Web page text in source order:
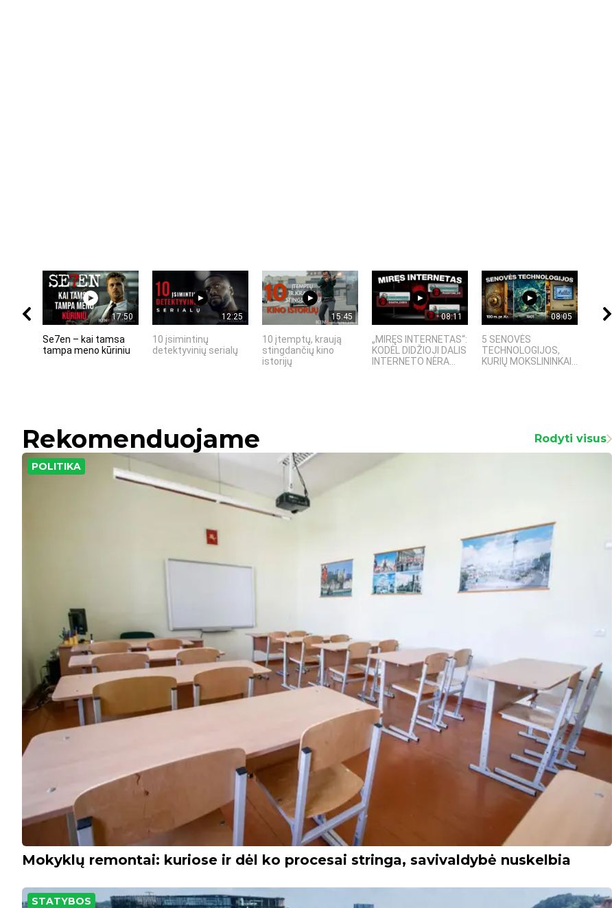
17:50
Se7en – kai tamsa
tampa meno kūriniu
12:25
10 įsimintinų
detektyvinių serialų
15:45
10 įtemptų, kraują
stingdančių kino
istorijų
08:11
„MIRĘS INTERNETAS“:
KODĖL DIDŽIOJI DALIS
INTERNETO NĖRA...
08:05
5 SENOVĖS
TECHNOLOGIJOS,
KURIŲ MOKSLININKAI...
Rekomenduojame Rodyti visus
POLITIKA
Mokyklų remontai: kuriose ir dėl ko procesai stringa, savivaldybė nuskelbia
STATYBOS